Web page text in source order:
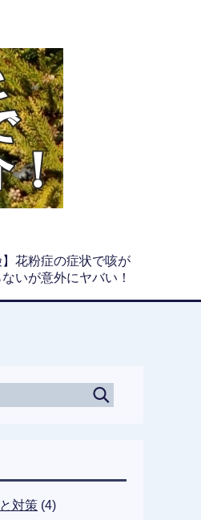
】花粉症の症状で咳が
ないが意外にヤバい！
対策 (4)